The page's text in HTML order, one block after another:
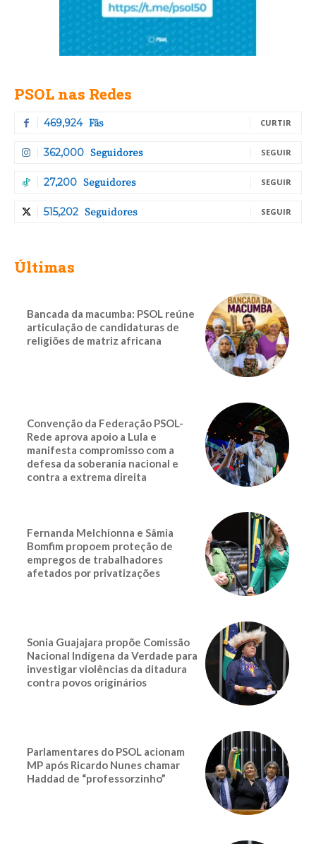
PSOL nas Redes
469,924 Fãs CURTIR
362,000 Seguidores SEGUIR
27,200 Seguidores SEGUIR
515,202 Seguidores SEGUIR
Últimas
Bancada da macumba: PSOL reúne
articulação de candidaturas de
religiões de matriz africana
Convenção da Federação PSOL-
Rede aprova apoio a Lula e
manifesta compromisso com a
defesa da soberania nacional e
contra a extrema direita
Fernanda Melchionna e Sâmia
Bomfim propoem proteção de
empregos de trabalhadores
afetados por privatizações
Sonia Guajajara propõe Comissão
Nacional Indígena da Verdade para
investigar violências da ditadura
contra povos originários
Parlamentares do PSOL acionam
MP após Ricardo Nunes chamar
Haddad de “professorzinho”